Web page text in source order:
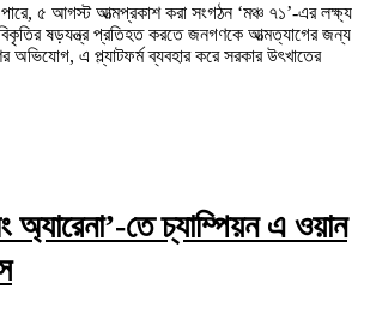
পারে, ৫ আগস্ট আত্মপ্রকাশ করা সংগঠন ‘মঞ্চ ৭১’-এর লক্ষ্য
ষড়যন্ত্র প্রতিহত করতে জনগণকে আত্মত্যাগের জন্য
এ প্ল্যাটফর্ম ব্যবহার করে সরকার উৎখাতের
অ্যারেনা’-তে চ্যাম্পিয়ন এ ওয়ান